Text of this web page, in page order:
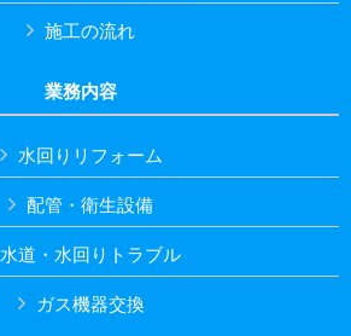
施工の流れ
業務内容
水回りリフォーム
配管・衛生設備
水道・水回りトラブル
ガス機器交換